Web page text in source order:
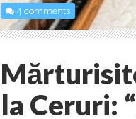
4 comments
la Ceruri: